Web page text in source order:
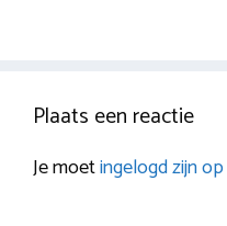
Plaats een reactie
Je moetingelogd zijn op